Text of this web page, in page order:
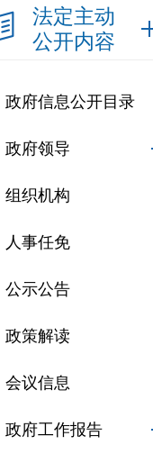
法定主动
公开内容
政府信息公开目录
政府领导
组织机构
人事任免
公示公告
政策解读
会议信息
政府工作报告